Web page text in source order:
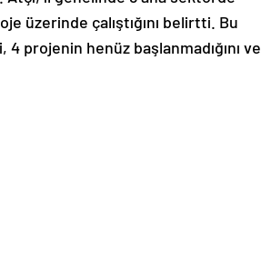
üzerinde çalıştığını belirtti. Bu
projenin henüz başlanmadığını ve